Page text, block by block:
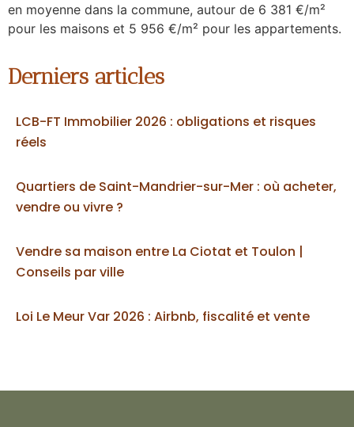
en moyenne dans la commune, autour de 6 381 €/m²
pour les maisons et 5 956 €/m² pour les appartements.
Derniers articles
LCB-FT Immobilier 2026 : obligations et risques
réels
Quartiers de Saint-Mandrier-sur-Mer : où acheter,
vendre ou vivre ?
Vendre sa maison entre La Ciotat et Toulon |
Conseils par ville
Loi Le Meur Var 2026 : Airbnb, fiscalité et vente